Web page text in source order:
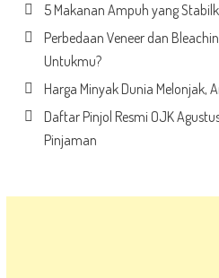
5 Makanan Ampuh yang
Perbedaan Veneer dan
Untukmu?
Harga Minyak Dunia Melonjak,
Daftar Pinjol Resmi OJK
Pinjaman